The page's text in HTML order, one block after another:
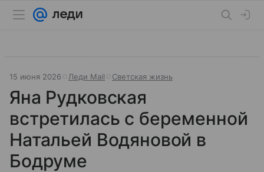
15 июня 2026 Леди Mail Светская жизнь
Яна Рудковская
встретилась с беременной
Натальей Водяновой в
Бодруме